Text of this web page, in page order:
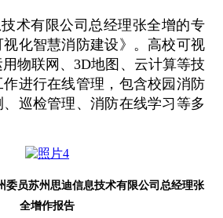
术有限公司总经理张全增的专
化智慧消防建设》。高校可视
物联网、3D地图、云计算等技
进行在线管理，包含校园消防
巡检管理、消防在线学习等多
委员苏州思迪信息技术有限公司总经理张
全增作报告